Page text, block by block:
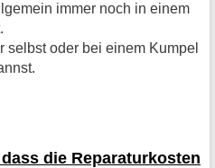
immer noch in einem
selbst oder bei einem Kumpel
die Reparaturkosten